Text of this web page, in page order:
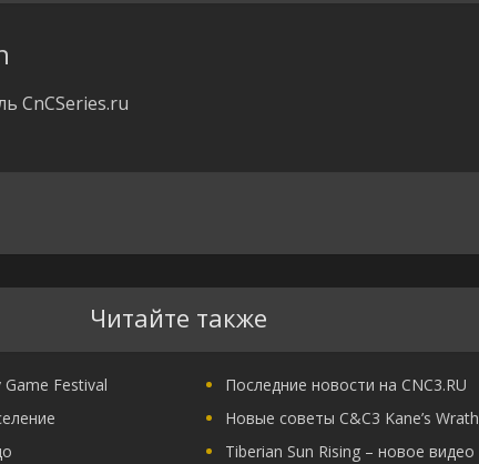
CnCSeries.ru
Читайте также
Game Festival
Последние новости на CNC3.RU
Новые советы C&C3 Kane’s Wrath
Tiberian Sun Rising – новое видео